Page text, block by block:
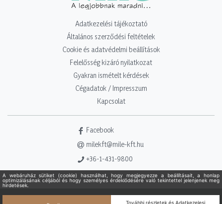
Adatkezelési tájékoztató
Általános szerződési feltételek
Cookie és adatvédelmi beállítások
Felelősség kizáró nyilatkozat
Gyakran ismételt kérdések
Cégadatok / Impresszum
Kapcsolat
Facebook
milekft@mile-kft.hu
+36-1-431-9800
Copyright 2021 - 2026. Mile Kft. Minden jog fenntartva!Powered